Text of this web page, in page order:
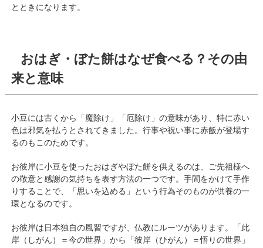
とときになります。
おはぎ・ぼた餅はなぜ食べる？その由
来と意味
小豆には古くから「魔除け」「厄除け」の意味があり、特に赤い
色は邪気を払うとされてきました。行事や祝い事に赤飯が登場す
るのもこのためです。
お彼岸に小豆を使ったおはぎやぼた餅を供えるのは、ご先祖様へ
の敬意と感謝の気持ちを表す方法の一つです。手間をかけて手作
りすることで、「思いを込める」という行為そのものが供養の一
環となるのです。
お彼岸は日本独自の風習ですが、仏教にルーツがあります。「此
岸（しがん）＝今の世界」から「彼岸（ひがん）＝悟りの世界」